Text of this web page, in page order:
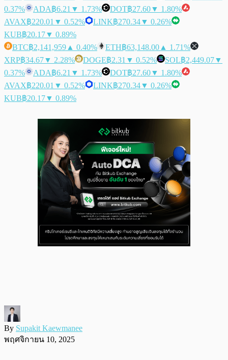
0.37%
ADA฿6.21 ▼ 1.73% DOT฿27.60▼ 1.80%
AVAX฿220.01 ▼ 0.52% LINK฿270.34▼ 0.26%
KUB฿20.17▼ 0.89%
BTC฿2,141,959 ▲ 0.40% ETH฿63,148.00 ▲ 1.71%
XRP฿34.67▼ 2.28% DOGE฿2.31 ▼ 0.52% SOL฿2,449.07▼
0.37%
ADA฿6.21 ▼ 1.73% DOT฿27.60▼ 1.80%
AVAX฿220.01 ▼ 0.52% LINK฿270.34▼ 0.26%
KUB฿20.17▼ 0.89%
By Supakit Kaewmanee
พฤศจิกายน 10, 2025